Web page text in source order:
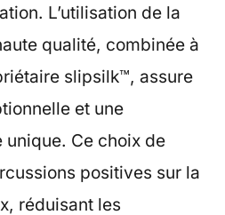
L’utilisation de la
qualité, combinée à
slipsilk™, assure
et une
Ce choix de
positives sur la
réduisant les